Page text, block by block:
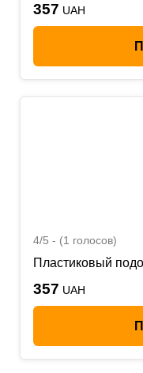
357 UAH
4/5 - (1 голосов)
Пластиковый
357 UAH